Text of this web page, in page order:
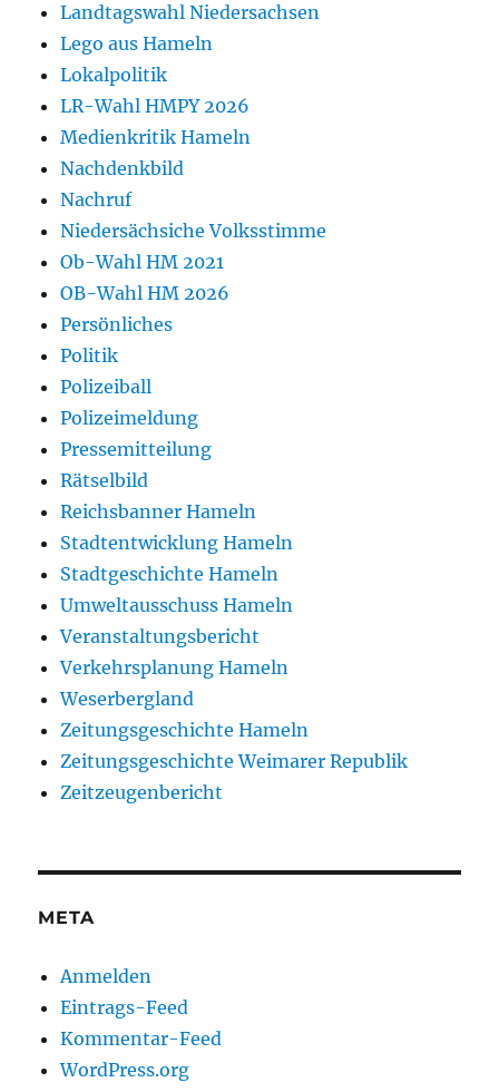
Landtagswahl Niedersachsen
Lego aus Hameln
Lokalpolitik
LR-Wahl HMPY 2026
Medienkritik Hameln
Nachdenkbild
Nachruf
Niedersächsiche Volksstimme
Ob-Wahl HM 2021
OB-Wahl HM 2026
Persönliches
Politik
Polizeiball
Polizeimeldung
Pressemitteilung
Rätselbild
Reichsbanner Hameln
Stadtentwicklung Hameln
Stadtgeschichte Hameln
Umweltausschuss Hameln
Veranstaltungsbericht
Verkehrsplanung Hameln
Weserbergland
Zeitungsgeschichte Hameln
Zeitungsgeschichte Weimarer Republik
Zeitzeugenbericht
META
Anmelden
Eintrags-Feed
Kommentar-Feed
WordPress.org